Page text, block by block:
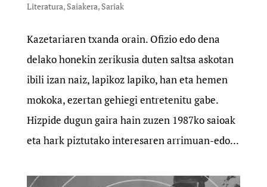
Literatura, Saiakera, Sariak
Kazetariaren txanda orain. Ofizio edo dena
delako honekin zerikusia duten saltsa askotan
ibili izan naiz, lapikoz lapiko, han eta hemen
mokoka, ezertan gehiegi entretenitu gabe.
Hizpide dugun gaira hain zuzen 1987ko saioak
eta hark piztutako interesaren arrimuan-edo...